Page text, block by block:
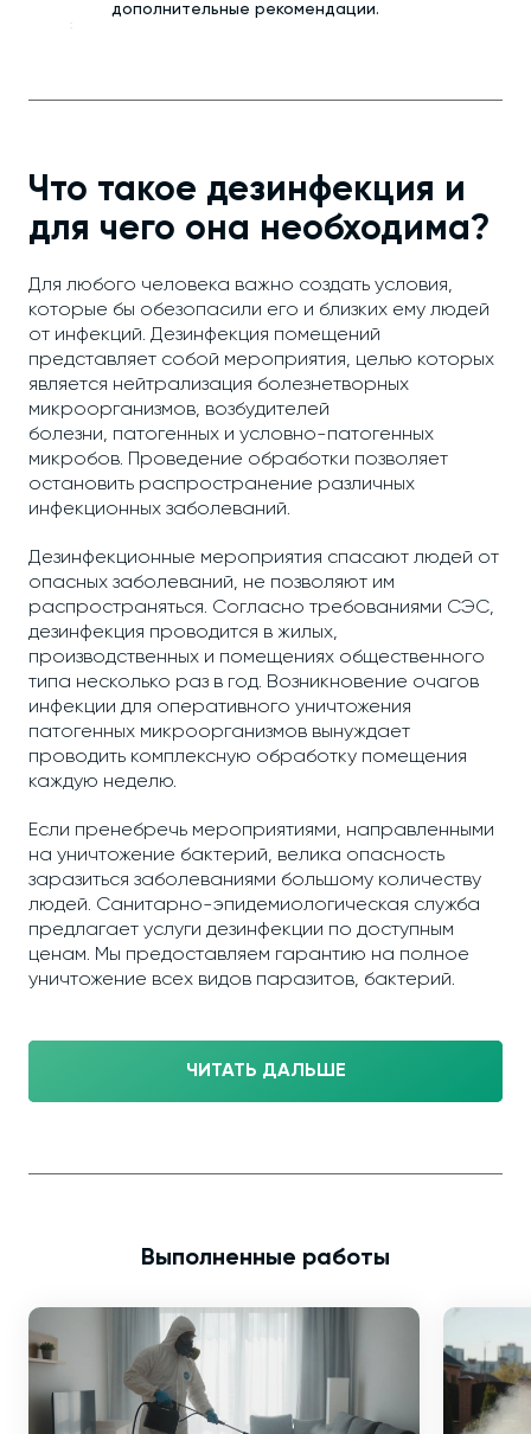
дополнительные рекомендации.
Что такое дезинфекция и
для чего она необходима?
Для любого человека важно создать условия,
которые бы обезопасили его и близких ему людей
от инфекций. Дезинфекция помещений
представляет собой мероприятия, целью которых
является нейтрализация болезнетворных
микроорганизмов, возбудителей
болезни, патогенных и условно-патогенных
микробов. Проведение обработки позволяет
остановить распространение различных
инфекционных заболеваний.
Дезинфекционные мероприятия спасают людей от
опасных заболеваний, не позволяют им
распространяться. Согласно требованиями СЭС,
дезинфекция проводится в жилых,
производственных и помещениях общественного
типа несколько раз в год. Возникновение очагов
инфекции для оперативного уничтожения
патогенных микроорганизмов вынуждает
проводить комплексную обработку помещения
каждую неделю.
Если пренебречь мероприятиями, направленными
на уничтожение бактерий, велика опасность
заразиться заболеваниями большому количеству
людей. Санитарно-эпидемиологическая служба
предлагает услуги дезинфекции по доступным
ценам. Мы предоставляем гарантию на полное
уничтожение всех видов паразитов, бактерий.
ЧИТАТЬ ДАЛЬШЕ
Выполненные работы